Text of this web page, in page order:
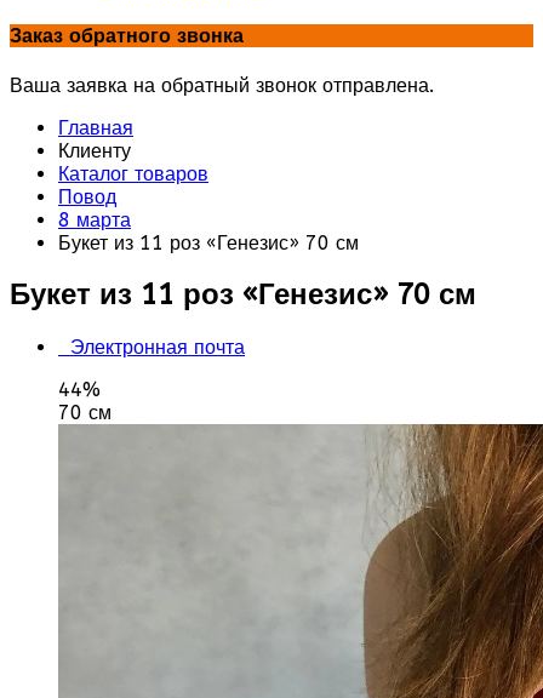
Заказ обратного звонка
Ваша заявка на обратный звонок отправлена.
Главная
Клиенту
Каталог товаров
Повод
8 марта
Букет из 11 роз «Генезис» 70 см
Букет из 11 роз «Генезис» 70 см
Электронная почта
44%
70 см